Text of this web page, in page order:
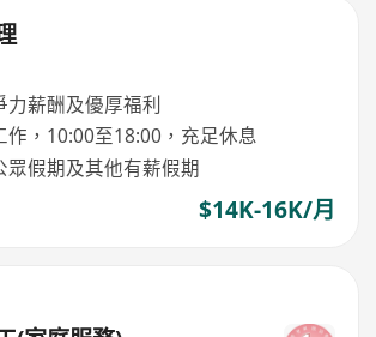
力薪酬及優厚福利
作，10:00至18:00，充足休息
眾假期及其他有薪假期
$14K-16K/月